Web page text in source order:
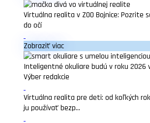
Virtuálna realita v ZOO Bojnice: Pozrite
do očí
Zobraziť viac
Inteligentné okuliare budú v roku
Výber redakcie
Virtuálna realita pre deti: od koľkých
ju používať bezp...